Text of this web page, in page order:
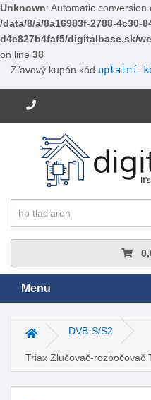
Unknown: Automatic
/data/8/a/8a16983f-2788-4c30-
d4e827b4faf5/digitalbase.sk/
on line 38
Zľavový kupón kód uplatní
Potrebujete poradiť?
Menu
Hlavná stránka
DVB-S/S2
Triax Zlučovač-rozbočovač
2400 MHz)